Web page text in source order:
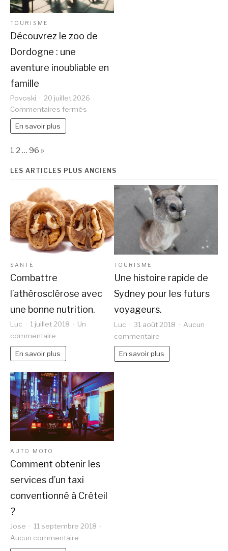
transaction
caché
TOURISME
Découvrez le zoo de
Dordogne : une
aventure inoubliable en
famille
Povoski
20 juillet 2026
Commentaires fermés
:
une
aventure
inoubliable
en
famille
En savoir plus
Page:
1 2 … 96 Next
»
LES ARTICLES PLUS ANCIENS
SANTÉ
Combattre
l’athérosclérose avec
une bonne nutrition.
Luc 1 juillet 2018
Un
commentaire
Combattre
l’athérosclérose
avec
une
bonne
nutrition.
En savoir plus
TOURISME
Une histoire rapide de
Sydney pour les futurs
voyageurs.
Luc 31 août 2018
Aucun
commentaire
Une
histoire
En savoir plus
AUTO MOTO
Comment obtenir les
services d’un taxi
conventionné à Créteil
?
Jose
11 septembre 2018
Aucun commentaire